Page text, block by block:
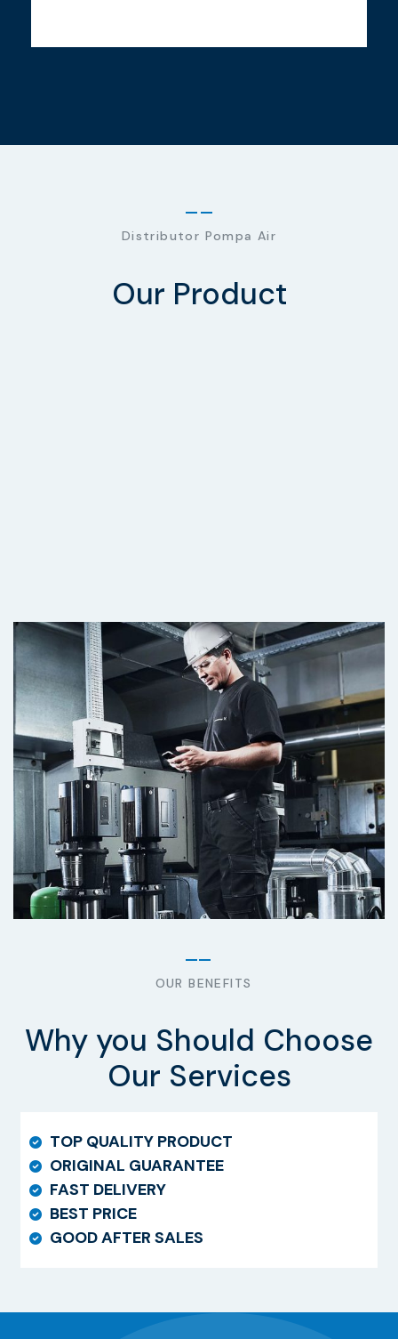
Distributor Pompa Air
Our Product
OUR BENEFITS
Why you Should Choose
Our Services
TOP QUALITY PRODUCT
ORIGINAL GUARANTEE
FAST DELIVERY
BEST PRICE
GOOD AFTER SALES